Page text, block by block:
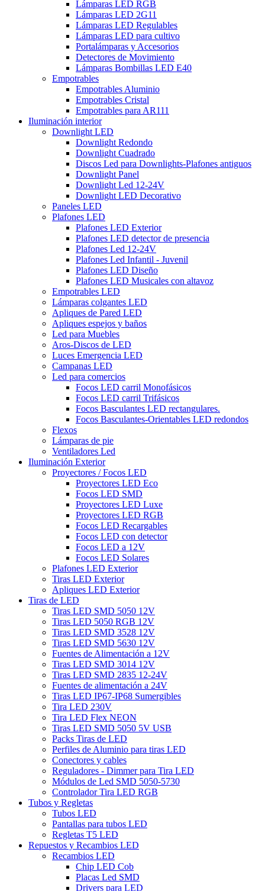
Lámparas LED RGB
Lámparas LED 2G11
Lámparas LED Regulables
Lámparas LED para cultivo
Portalámparas y Accesorios
Detectores de Movimiento
Lámparas Bombillas LED E40
Empotrables
Empotrables Aluminio
Empotrables Cristal
Empotrables para AR111
Iluminación interior
Downlight LED
Downlight Redondo
Downlight Cuadrado
Discos Led para Downlights-Plafones antiguos
Downlight Panel
Downlight Led 12-24V
Downlight LED Decorativo
Paneles LED
Plafones LED
Plafones LED Exterior
Plafones LED detector de presencia
Plafones Led 12-24V
Plafones Led Infantil - Juvenil
Plafones LED Diseño
Plafones LED Musicales con altavoz
Empotrables LED
Lámparas colgantes LED
Apliques de Pared LED
Apliques espejos y baños
Led para Muebles
Aros-Discos de LED
Luces Emergencia LED
Campanas LED
Led para comercios
Focos LED carril Monofásicos
Focos LED carril Trifásicos
Focos Basculantes LED rectangulares.
Focos Basculantes-Orientables LED redondos
Flexos
Lámparas de pie
Ventiladores Led
Iluminación Exterior
Proyectores / Focos LED
Proyectores LED Eco
Focos LED SMD
Proyectores LED Luxe
Proyectores LED RGB
Focos LED Recargables
Focos LED con detector
Focos LED a 12V
Focos LED Solares
Plafones LED Exterior
Tiras LED Exterior
Apliques LED Exterior
Tiras de LED
Tiras LED SMD 5050 12V
Tiras LED 5050 RGB 12V
Tiras LED SMD 3528 12V
Tiras LED SMD 5630 12V
Fuentes de Alimentación a 12V
Tiras LED SMD 3014 12V
Tiras LED SMD 2835 12-24V
Fuentes de alimentación a 24V
Tiras LED IP67-IP68 Sumergibles
Tira LED 230V
Tira LED Flex NEON
Tiras LED SMD 5050 5V USB
Packs Tiras de LED
Perfiles de Aluminio para tiras LED
Conectores y cables
Reguladores - Dimmer para Tira LED
Módulos de Led SMD 5050-5730
Controlador Tira LED RGB
Tubos y Regletas
Tubos LED
Pantallas para tubos LED
Regletas T5 LED
Repuestos y Recambios LED
Recambios LED
Chip LED Cob
Placas Led SMD
Drivers para LED